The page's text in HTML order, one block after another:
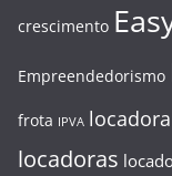
crescimento
Empreendedorismo
frota IPVA locadora
locadoras